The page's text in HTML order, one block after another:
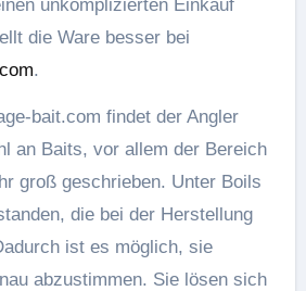
unkomplizierten Einkauf
die Ware besser bei
.
bait.com findet der Angler
an Baits, vor allem der Bereich
groß geschrieben. Unter Boils
die bei der Herstellung
ist es möglich, sie
abzustimmen. Sie lösen sich